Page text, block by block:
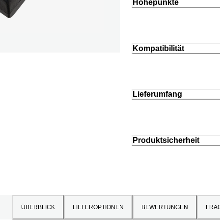
Höhepunkte
Kompatibilität
Lieferumfang
Produktsicherheit
ÜBERBLICK LIEFEROPTIONEN BEWERTUNGEN